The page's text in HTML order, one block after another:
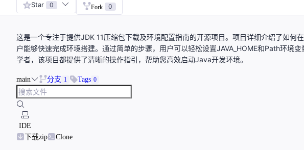
Star 0 Fork 0
这是一个专注于提供JDK 11压缩包下载及环境配置指南的开源项目。项目详细介绍了如何
户能够快速完成环境搭建。通过简单的步骤，用户可以轻松设置JAVA_HOME和Path环境
学者，该项目都提供了清晰的操作指引，帮助您高效启动Java开发环境。
main 分支 1 Tags 0
IDE
下载zip
Clone